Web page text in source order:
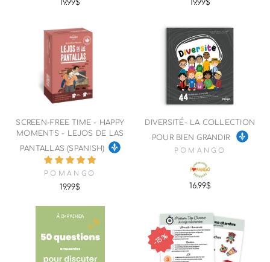
19.99$ 19.99$
SCREEN-FREE TIME - HAPPY
MOMENTS - LEJOS DE LAS
PANTALLAS (SPANISH)
POMANGO
19.99$
DIVERSITÉ- LA COLLECTION
POUR BIEN GRANDIR
POMANGO
16.99$
15%